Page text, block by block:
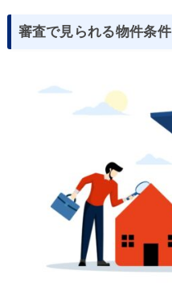
審査で見られる物件条件